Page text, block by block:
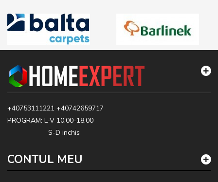
+40753111221 +40742659717
PROGRAM: L-V 10.00-18.00
S-D inchis
CONTUL MEU